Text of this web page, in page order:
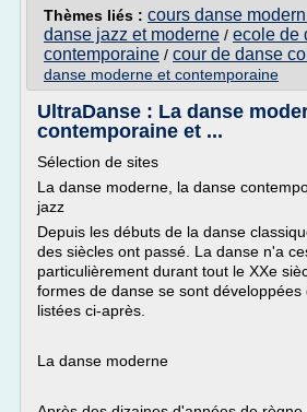
Thèmes liés : cours danse
danse jazz et moderne / ecole de
contemporaine / cour de danse
danse moderne et contemporaine
UltraDanse : La danse
contemporaine et ...
Sélection de sites
La danse moderne, la danse
jazz
Depuis les débuts de la danse
des siècles ont passé. La danse n'a
particulièrement durant tout le XXe
formes de danse se sont développées
listées ci-après.
La danse moderne